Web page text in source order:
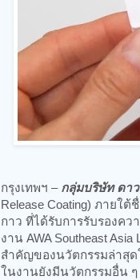
กรุงเทพฯ – กลุ่มบริษัท ดา
Release Coating) ภายใต้ชื่
กาว ที่ได้รับการรับรองคว
งาน AWA Southeast
สำคัญของนวัตกรรมล่าสุด
ในงานยังมีนวัตกรรมอื่น ๆ